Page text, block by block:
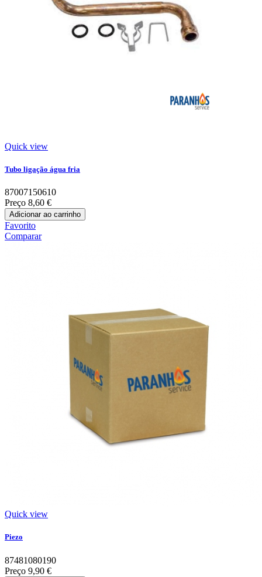
Quick view
Tubo ligação água fria
87007150610
Preço 8,60 €
Adicionar ao carrinho
Favorito
Comparar
Quick view
Piezo
87481080190
Preço 9,90 €